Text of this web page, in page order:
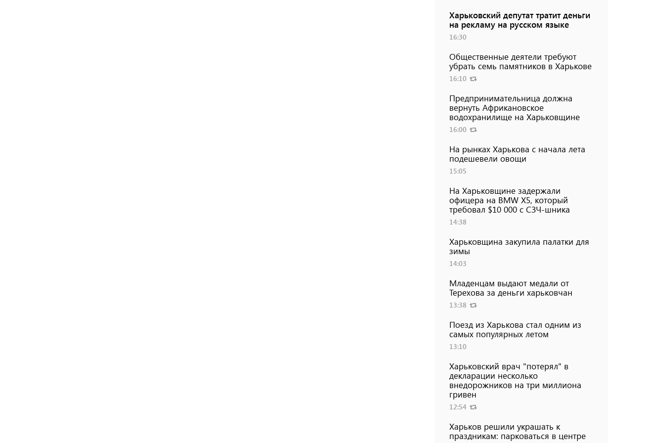
Харьковский депутат тратит деньги
на рекламу на русском языке
16:30
Общественные деятели требуют
убрать семь памятников в Харькове
16:10
Предпринимательница должна
вернуть Африкановское
водохранилище на Харьковщине
16:00
На рынках Харькова с начала лета
подешевели овощи
15:05
На Харьковщине задержали
офицера на BMW Х5, который
требовал $10 000 с СЗЧ-шника
14:38
Харьковщина закупила палатки для
зимы
14:03
Младенцам выдают медали от
Терехова за деньги харьковчан
13:38
Поезд из Харькова стал одним из
самых популярных летом
13:10
Харьковский врач "потерял" в
декларации несколько
внедорожников на три миллиона
гривен
12:54
Харьков решили украшать к
праздникам: парковаться в центре